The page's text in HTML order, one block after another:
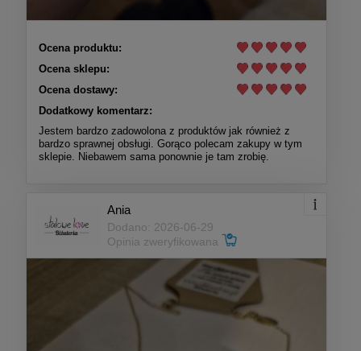
Ocena produktu:
Ocena sklepu:
Ocena dostawy:
Dodatkowy komentarz:
Jestem bardzo zadowolona z produktów jak również z
bardzo sprawnej obsługi. Gorąco polecam zakupy w tym
sklepie. Niebawem sama ponownie je tam zrobię.
Ania
Dodano: 2026-06-29
Opinia zweryfikowana